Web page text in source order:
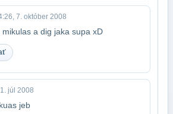
7. október 2008
mikulas a dig jaka supa xD
júl 2008
jeb